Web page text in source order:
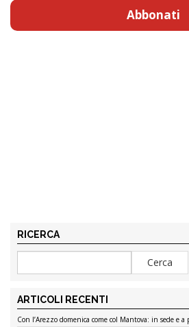
Abbonati
RICERCA
ARTICOLI RECENTI
Con l’Arezzo domenica come col Mantova: in sede e a